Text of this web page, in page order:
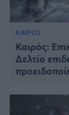
ΚΑΙΡΟΣ
Καιρός:
Δελτίο